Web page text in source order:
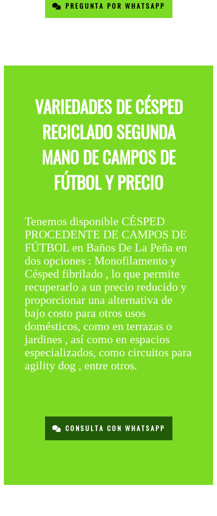
PREGUNTA POR WHATSAPP
VARIEDADES DE CÉSPED
RECICLADO SEGUNDA
MANO DE CAMPOS DE
FÚTBOL Y PRECIO
Tenemos disponible CÉSPED
PROCEDENTE DE CAMPOS DE
FÚTBOL en Baños De La Peña en
dos opciones : Monofilamento y
Césped fibrilado , lo que permite
recuperarlo a un precio reducido y
proporcionar una alternativa de
bajo costo para otros usos
domésticos, como en terrazas o
jardines , así como en espacios
especializados, como circuitos para
agility dog , entre otros.
CONSULTA CON WHATSAPP